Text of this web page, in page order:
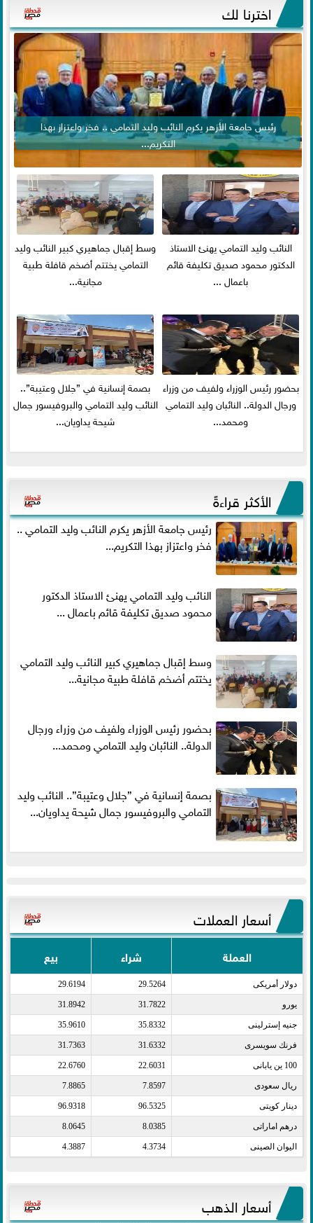
اخترنا لك
رئيس جامعة الأزهر يكرم النائب وليد التمامي .. فخر واعتزاز بهذا
التكريم...
النائب وليد التمامي يهنئ الاستاذ
الدكتور محمود صديق تكليفة قائم
باعمال ...
وسط إقبال جماهيري كبير النائب وليد
التمامي يختتم أضخم قافلة طبية
مجانية...
بحضور رئيس الوزراء ولفيف من وزراء
ورجال الدولة.. النائبان وليد التمامي
ومحمد...
بصمة إنسانية في ”جلال وعتيبة”..
النائب وليد التمامي والبروفيسور جمال
شيحة يداويان...
الأكثر قراءةً
رئيس جامعة الأزهر يكرم النائب وليد التمامي ..
فخر واعتزاز بهذا التكريم...
النائب وليد التمامي يهنئ الاستاذ الدكتور
محمود صديق تكليفة قائم باعمال ...
وسط إقبال جماهيري كبير النائب وليد التمامي
يختتم أضخم قافلة طبية مجانية...
بحضور رئيس الوزراء ولفيف من وزراء ورجال
الدولة.. النائبان وليد التمامي ومحمد...
بصمة إنسانية في ”جلال وعتيبة”.. النائب وليد
التمامي والبروفيسور جمال شيحة يداويان...
أسعار العملات
العملة شراء بيع
دولار أمريكى​ 29.5264
29.6194
يورو​ 31.7822
31.8942
جنيه إسترلينى​ 35.8332
35.9610
فرنك سويسرى​ 31.6332
31.7363
100 ين يابانى​ 22.6031
22.6760
ريال سعودى​ 7.8597
7.8865
دينار كويتى​ 96.5325
96.9318
درهم اماراتى​ 8.0385
8.0645
اليوان الصينى​ 4.3734
4.3887
أسعار الذهب